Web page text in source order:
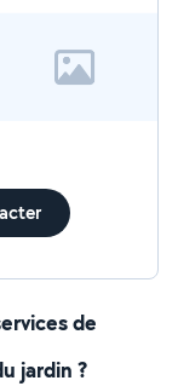
de
jardin ?